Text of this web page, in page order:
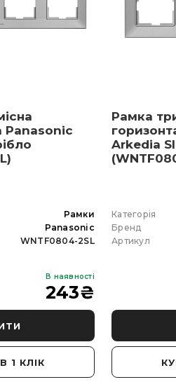
1-NLP-
Вулична
ESP-2100 5
патронів
Panasonic
Рамки
Panasonic
WNTF0804-2SL
В наявності
243₴
1 КЛІК
Рамка
Arkedia
Категорія
Бренд
Артикул